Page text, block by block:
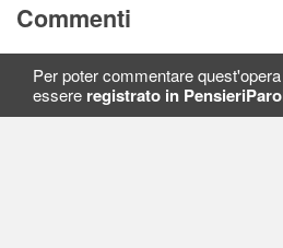
Commenti
Per poter commentare
essere registrato in